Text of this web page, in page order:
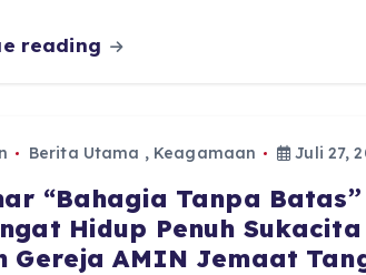
reading
Berita Utama , Keagamaan Juli 27,
“Bahagia Tanpa
Hidup Penuh
Gereja AMIN Jemaat